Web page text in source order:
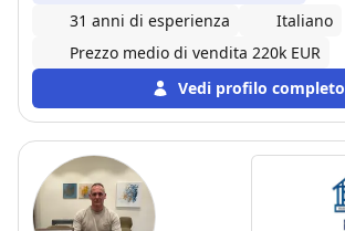
31 anni di esperienza
Italiano
Prezzo medio di vendita 220k EUR
Vedi profilo completo